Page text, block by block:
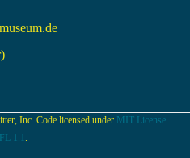
Inc. Code licensed under MIT License.
1.1 .